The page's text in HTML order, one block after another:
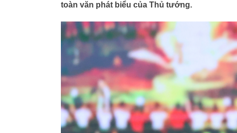
toàn văn phát biểu của Thủ tướng.